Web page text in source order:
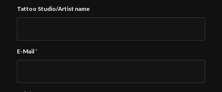
Tattoo Studio/Artist name
E-Mail*